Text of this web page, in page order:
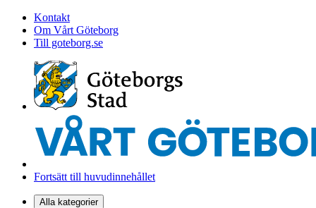
Kontakt
Om Vårt Göteborg
Till goteborg.se
Fortsätt till huvudinnehållet
Alla kategorier